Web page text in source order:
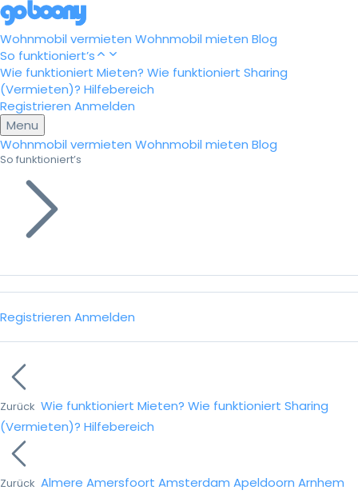
Wohnmobil vermieten Wohnmobil mieten Blog
So funktioniert’s
Wie funktioniert Mieten? Wie funktioniert Sharing
(Vermieten)? Hilfebereich
Registrieren Anmelden
Menu
Wohnmobil vermieten Wohnmobil mieten Blog
So funktioniert’s
Registrieren Anmelden
Zurück Wie funktioniert Mieten? Wie funktioniert Sharing
(Vermieten)? Hilfebereich
Zurück Almere Amersfoort Amsterdam Apeldoorn Arnhem